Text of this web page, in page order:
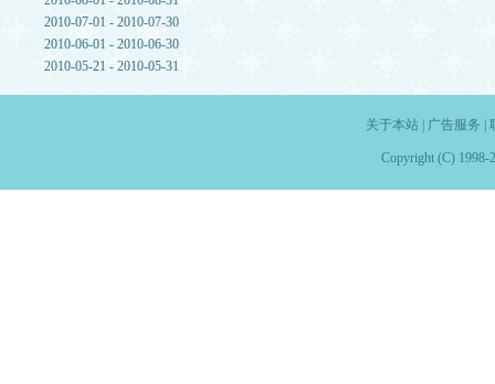
2010-07-01 - 2010-07-30
2010-06-01 - 2010-06-30
2010-05-21 - 2010-05-31
关于本站| 广告服务
Copyright (C) 1998-